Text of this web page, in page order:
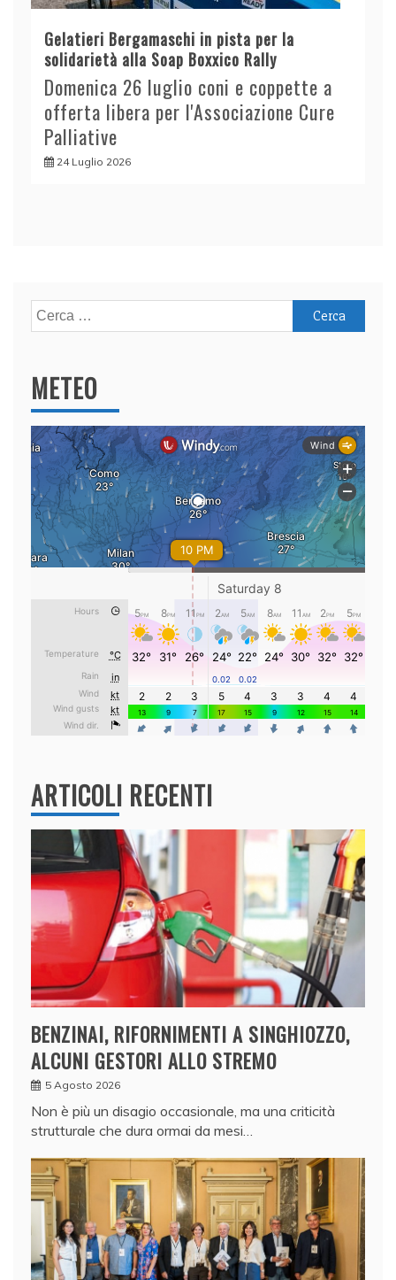
Gelatieri Bergamaschi in pista per la
solidarietà alla Soap Boxxico Rally
Domenica 26 luglio coni e coppette a
offerta libera per l'Associazione Cure
Palliative
24 Luglio 2026
Ricerca
per:
METEO
ARTICOLI RECENTI
BENZINAI, RIFORNIMENTI A SINGHIOZZO,
ALCUNI GESTORI ALLO STREMO
5 Agosto 2026
Non è più un disagio occasionale, ma una criticità
strutturale che dura ormai da mesi…